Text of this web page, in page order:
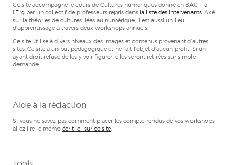
Ce site accompagne le cours de Cultures numériques donné en BAC 1 à
l'Erg par un collectif de professeurs repris dans la liste des intervenants . Axé
sur la théories de cultures liées au numérique, il est aussi un lieu
d'apprentissage à travers deux workshops annuels.
Ce site utilise à divers niveaux des images et contenus provenant d’autres
sites. Ce site à un but pédagogique et ne fait l'objet d'aucun profit. Si un
ayant droit refuse de les y voir figurer, elles seront retirées sur simple
demande.
Aide à la rédaction
Si vous ne savez pas comment placer les compte-rendus de vos workshops,
allez lire le mémo écrit ici, sur ce site